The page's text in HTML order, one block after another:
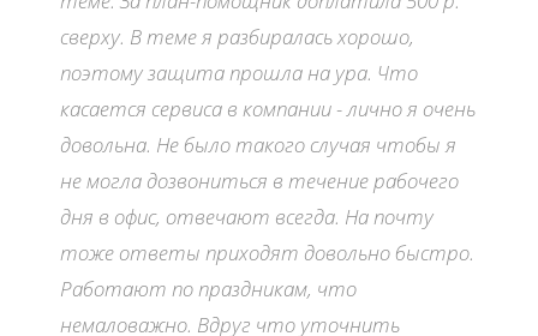
сверху. В теме я разбиралась хорошо,
поэтому защита прошла на ура. Что
касается сервиса в компании - лично я очень
довольна. Не было такого случая чтобы я
не могла дозвониться в течение рабочего
дня в офис, отвечают всегда. На почту
тоже ответы приходят довольно быстро.
Работают по праздникам, что
немаловажно. Вдруг что уточнить